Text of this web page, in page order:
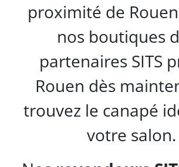
proximité de
nos boutiques
partenaires SITS
Rouen dès
trouvez le canapé
votre salon.